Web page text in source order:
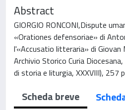
Abstract
GIORGIO RONCONI,Dispute
«Orationes defensoriae» di
l'«Accusatio litteraria» di Giovan
Archivio Storico Curia
di storia e liturgia, XXXVIII), 257
Scheda breve